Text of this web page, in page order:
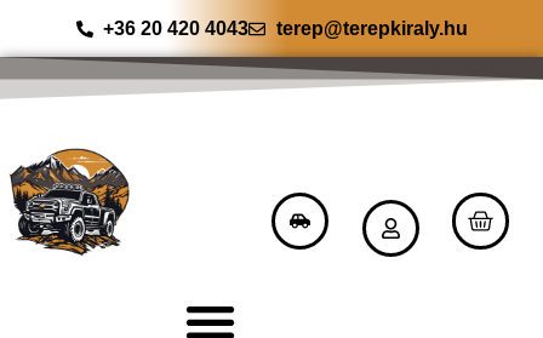
+36 20 420 4043 terep@terepkiraly.hu